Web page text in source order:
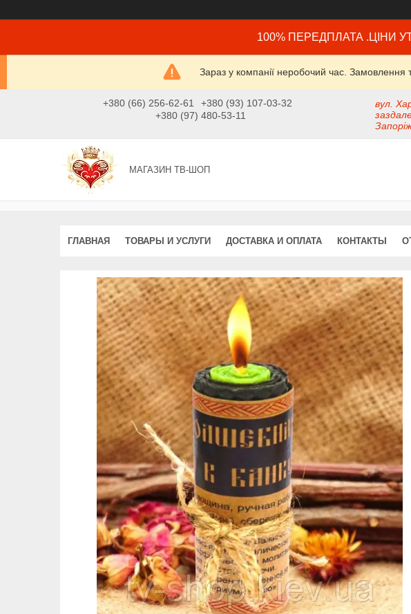
100% ПЕРЕДПЛАТА .ЦІНИ
Зараз у компанії неробочий час. Замовлення
+380 (66) 256-62-61
+380 (93) 107-03-32
+380 (97) 480-53-11
вул.
МАГАЗИН ТВ-ШОП
ГЛАВНАЯ ТОВАРЫ И УСЛУГИ ДОСТАВКА И ОПЛАТА КОНТАКТЫ